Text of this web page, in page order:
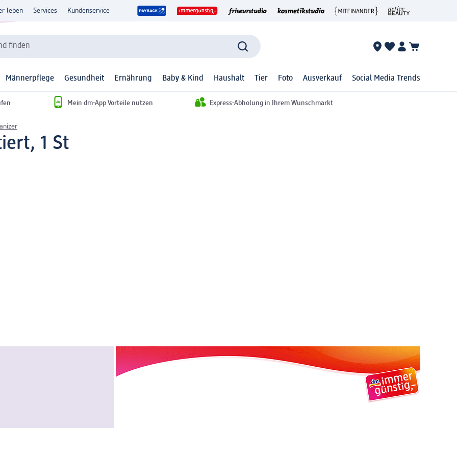
leben Services Kundenservice
finden
Männerpflege Gesundheit Ernährung Baby & Kind Haushalt Tier Foto Ausverkauf Social Media Trends
Mein dm-App Vorteile nutzen Express-Abholung in Ihrem Wunschmarkt
1 St